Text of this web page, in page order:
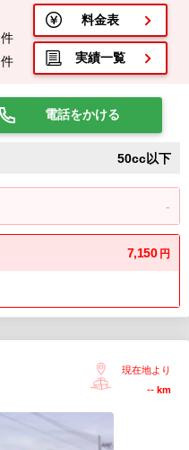
件
件
料金表
実績一覧
電話をかける
50cc以下
-
7,150 円
現在地より
-- km